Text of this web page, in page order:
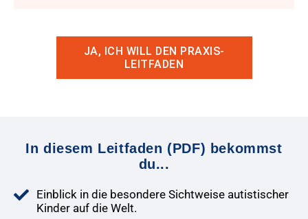
JA, ICH WILL DEN PRAXIS-
LEITFADEN
In diesem Leitfaden (PDF) bekommst
du...
Einblick in die besondere Sichtweise autistischer
Kinder auf die Welt.